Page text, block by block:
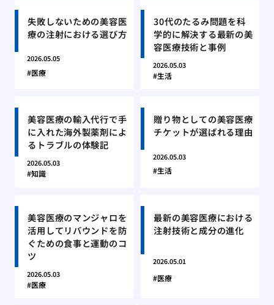
失敗しないための美容医
療の注射における選び方
2026.05.05
医療
30代のたるみ問題を科
学的に解決する最新の美
容医療技術と事例
2026.05.03
生活
美容医療の輸入代行で手
に入れた海外製薬剤によ
るトラブルの体験記
2026.05.03
知識
贈り物としての美容医療
チケットが選ばれる理由
2026.05.03
生活
美容医療のマンジャロを
活用してリバウンドを防
ぐための食事と運動のコ
ツ
2026.05.03
医療
最新の美容医療における
注射技術と成分の進化
2026.05.01
医療